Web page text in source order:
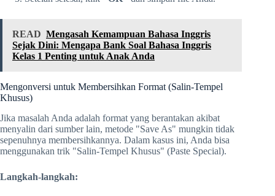
READ Mengasah Kemampuan Bahasa Inggris
Sejak Dini: Mengapa Bank Soal Bahasa Inggris
Kelas 1 Penting untuk Anak Anda
Mengonversi untuk Membersihkan Format (Salin-Tempel
Khusus)
Jika masalah Anda adalah format yang berantakan akibat
menyalin dari sumber lain, metode "Save As" mungkin tidak
sepenuhnya membersihkannya. Dalam kasus ini, Anda bisa
menggunakan trik "Salin-Tempel Khusus" (Paste Special).
Langkah-langkah: